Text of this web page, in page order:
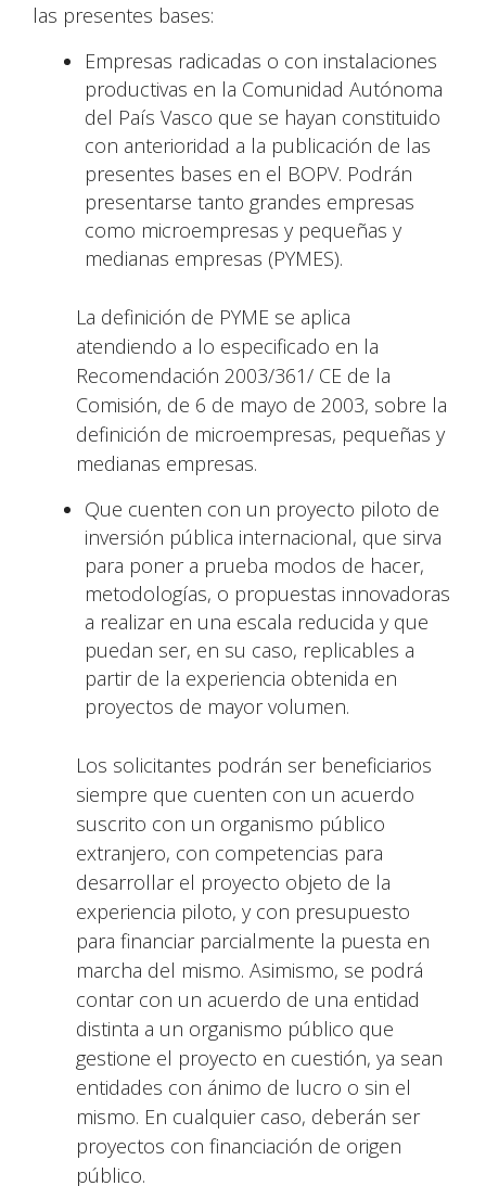
las presentes bases:
Empresas radicadas o con instalaciones
productivas en la Comunidad Autónoma
del País Vasco que se hayan constituido
con anterioridad a la publicación de las
presentes bases en el BOPV. Podrán
presentarse tanto grandes empresas
como microempresas y pequeñas y
medianas empresas (PYMES).
La definición de PYME se aplica
atendiendo a lo especificado en la
Recomendación 2003/361/ CE de la
Comisión, de 6 de mayo de 2003, sobre la
definición de microempresas, pequeñas y
medianas empresas.
Que cuenten con un proyecto piloto de
inversión pública internacional, que sirva
para poner a prueba modos de hacer,
metodologías, o propuestas innovadoras
a realizar en una escala reducida y que
puedan ser, en su caso, replicables a
partir de la experiencia obtenida en
proyectos de mayor volumen.
Los solicitantes podrán ser beneficiarios
siempre que cuenten con un acuerdo
suscrito con un organismo público
extranjero, con competencias para
desarrollar el proyecto objeto de la
experiencia piloto, y con presupuesto
para financiar parcialmente la puesta en
marcha del mismo. Asimismo, se podrá
contar con un acuerdo de una entidad
distinta a un organismo público que
gestione el proyecto en cuestión, ya sean
entidades con ánimo de lucro o sin el
mismo. En cualquier caso, deberán ser
proyectos con financiación de origen
público.